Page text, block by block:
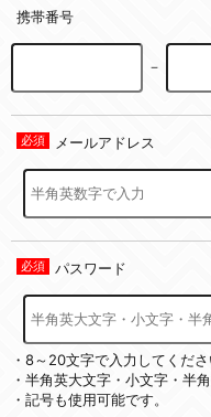
携帯番号
－
メールアドレス
パスワード
・8～20文字で入力してくださ
・半角英大文字・小文字・半
・記号も使用可能です。